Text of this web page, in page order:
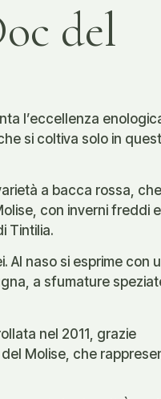
del
l’eccellenza
si coltiva solo in
a bacca rossa, che
con inverni freddi
Tintilia.
Al naso si esprime con
a sfumature
nel 2011, grazie
Molise, che